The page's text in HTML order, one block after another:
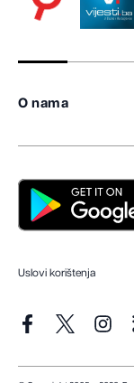
O nama
Uslovi korištenja